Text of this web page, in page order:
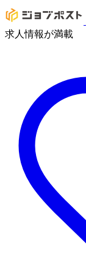
求人情報が満載